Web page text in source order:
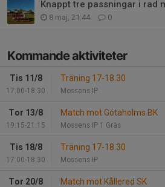
Knappt tre passningar i rad
8 maj, 21:44 0
Kommande aktiviteter
Tis 11/8
17:00-18:30
Träning 17-18.30
Mossens IP
Tor 13/8
19:15-21:15
Match mot Götaholms BK
Mossens IP 1 Gräs
Tis 18/8
17:00-18:30
Träning 17-18.30
Mossens IP
Tor 20/8 Match mot Kållered SK